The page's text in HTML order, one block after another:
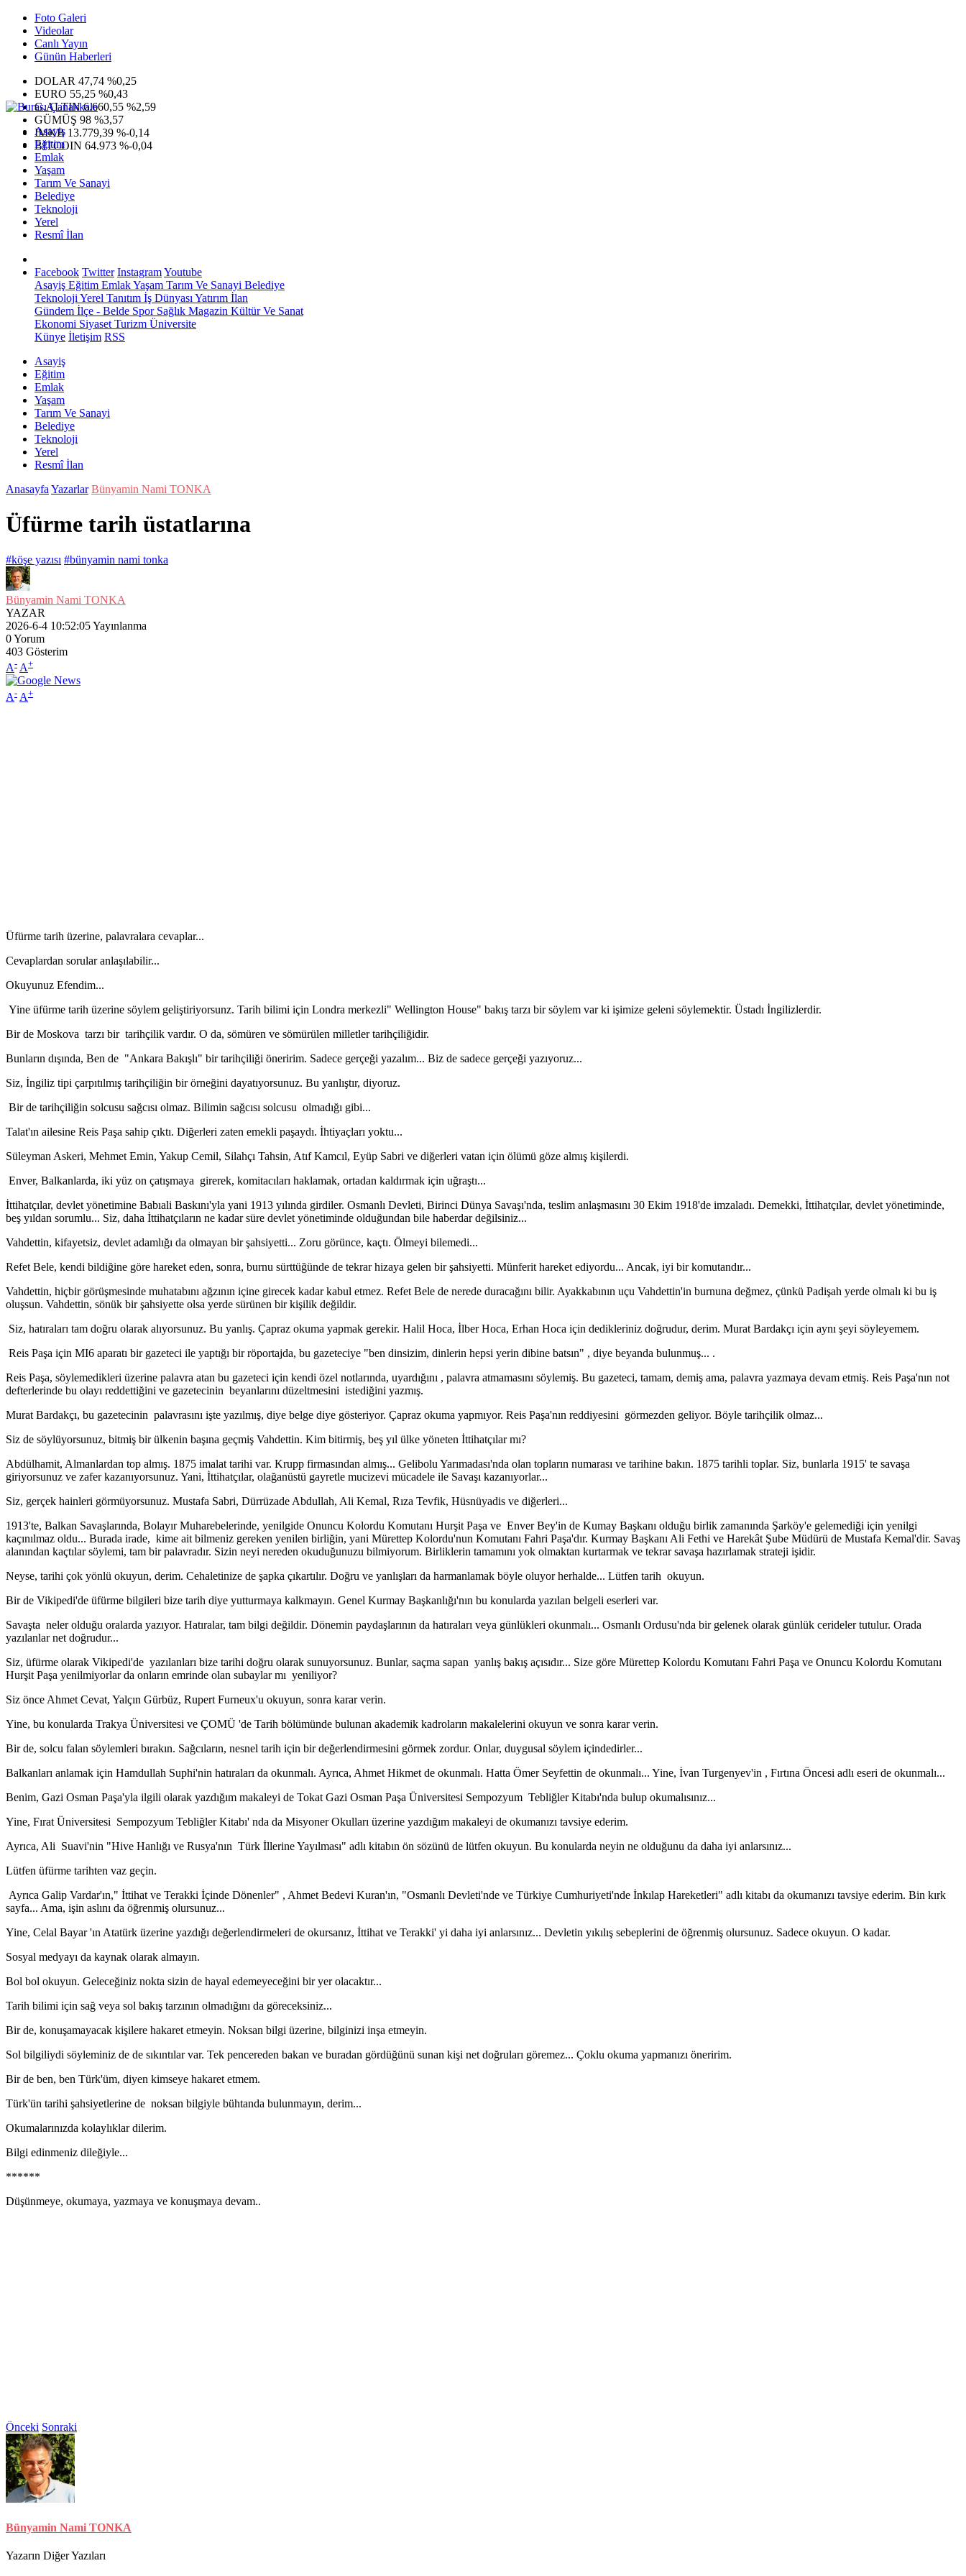
Foto Galeri
Videolar
Canlı Yayın
Günün Haberleri
DOLAR 47,74 %0,25
EURO 55,25 %0,43
G.ALTIN6.660,55 %2,59
GÜMÜŞ 98 %3,57
IMKB 13.779,39 %-0,14
BITCOIN 64.973 %-0,04
Asayiş
Eğitim
Emlak
Yaşam
Tarım Ve Sanayi
Belediye
Teknoloji
Yerel
Resmî İlan
Facebook Twitter InstagramYoutube
Asayiş Eğitim EmlakYaşam Tarım Ve Sanayi Belediye
Teknoloji Yerel Tanıtım İş Dünyası Yatırım İlan
Gündem İlçe - Belde SporSağlık Magazin Kültür Ve Sanat
Ekonomi Siyaset Turizm Üniversite
Künye İletişim RSS
Asayiş
Eğitim
Emlak
Yaşam
Tarım Ve Sanayi
Belediye
Teknoloji
Yerel
Resmî İlan
Anasayfa Yazarlar Bünyamin Nami TONKA
Üfürme tarih üstatlarına
#köşe yazısı #bünyamin nami tonka
Bünyamin Nami TONKA
YAZAR
2026-6-4 10:52:05Yayınlanma
0Yorum
403 Gösterim
A- A+
A- A+
Üfürme tarih üzerine, palavralara cevaplar...
Cevaplardan sorular anlaşılabilir...
Okuyunuz Efendim...
Yine üfürme tarih üzerine söylem geliştiriyorsunz. Tarih bilimi için Londra merkezli" Wellington House" bakış tarzı bir söylem var ki işimize geleni söylemektir. Üstadı İngilizlerdir.
Bir de Moskova tarzı bir tarihçilik vardır. O da, sömüren ve sömürülen milletler tarihçiliğidir.
Bunların dışında, Ben de "Ankara Bakışlı" bir tarihçiliği öneririm. Sadece gerçeği yazalım... Biz de sadece gerçeği yazıyoruz...
Siz, İngiliz tipi çarpıtılmış tarihçiliğin bir örneğini dayatıyorsunuz. Bu yanlıştır, diyoruz.
Bir de tarihçiliğin solcusu sağcısı olmaz. Bilimin sağcısı solcusu olmadığı gibi...
Talat'ın ailesine Reis Paşa sahip çıktı. Diğerleri zaten emekli paşaydı. İhtiyaçları yoktu...
Süleyman Askeri, Mehmet Emin, Yakup Cemil, Silahçı Tahsin, Atıf Kamcıl, Eyüp Sabri ve diğerleri vatan için ölümü göze almış kişilerdi.
Enver, Balkanlarda, iki yüz on çatışmaya girerek, komitacıları haklamak, ortadan kaldırmak için uğraştı...
İttihatçılar, devlet yönetimine Babıali Baskını'yla yani 1913 yılında girdiler. Osmanlı Devleti, Birinci Dünya Savaşı'nda, teslim anlaşmasını 30 Ekim 1918'de imzaladı. Demekki, İttihatçılar, devlet yönetiminde,
beş yıldan sorumlu... Siz, daha İttihatçıların ne kadar süre devlet yönetiminde olduğundan bile haberdar değilsiniz...
Vahdettin, kifayetsiz, devlet adamlığı da olmayan bir şahsiyetti... Zoru görünce, kaçtı. Ölmeyi bilemedi...
Refet Bele, kendi bildiğine göre hareket eden, sonra, burnu sürttüğünde de tekrar hizaya gelen bir şahsiyetti. Münferit hareket ediyordu... Ancak, iyi bir komutandır...
Vahdettin, hiçbir görüşmesinde muhatabını ağzının içine girecek kadar kabul etmez. Refet Bele de nerede duracağını bilir. Ayakkabının uçu Vahdettin'in burnuna değmez, çünkü Padişah yerde olmalı ki bu iş
oluşsun. Vahdettin, sönük bir şahsiyette olsa yerde sürünen bir kişilik değildir.
Siz, hatıraları tam doğru olarak alıyorsunuz. Bu yanlış. Çapraz okuma yapmak gerekir. Halil Hoca, İlber Hoca, Erhan Hoca için dedikleriniz doğrudur, derim. Murat Bardakçı için aynı şeyi söyleyemem.
Reis Paşa için MI6 aparatı bir gazeteci ile yaptığı bir röportajda, bu gazeteciye "ben dinsizim, dinlerin hepsi yerin dibine batsın" , diye beyanda bulunmuş... .
Reis Paşa, söylemedikleri üzerine palavra atan bu gazeteci için kendi özel notlarında, uyardığını , palavra atmamasını söylemiş. Bu gazeteci, tamam, demiş ama, palavra yazmaya devam etmiş. Reis Paşa'nın not
defterlerinde bu olayı reddettiğini ve gazetecinin beyanlarını düzeltmesini istediğini yazmış.
Murat Bardakçı, bu gazetecinin palavrasını işte yazılmış, diye belge diye gösteriyor. Çapraz okuma yapmıyor. Reis Paşa'nın reddiyesini görmezden geliyor. Böyle tarihçilik olmaz...
Siz de söylüyorsunuz, bitmiş bir ülkenin başına geçmiş Vahdettin. Kim bitirmiş, beş yıl ülke yöneten İttihatçılar mı?
Abdülhamit, Almanlardan top almış. 1875 imalat tarihi var. Krupp firmasından almış... Gelibolu Yarımadası'nda olan topların numarası ve tarihine bakın. 1875 tarihli toplar. Siz, bunlarla 1915' te savaşa
giriyorsunuz ve zafer kazanıyorsunuz. Yani, İttihatçılar, olağanüstü gayretle mucizevi mücadele ile Savaşı kazanıyorlar...
Siz, gerçek hainleri görmüyorsunuz. Mustafa Sabri, Dürrüzade Abdullah, Ali Kemal, Rıza Tevfik, Hüsnüyadis ve diğerleri...
1913'te, Balkan Savaşlarında, Bolayır Muharebelerinde, yenilgide Onuncu Kolordu Komutanı Hurşit Paşa ve Enver Bey'in de Kumay Başkanı olduğu birlik zamanında Şarköy'e gelemediği için yenilgi
kaçınılmaz oldu... Burada irade, kime ait bilmeniz gereken yenilen birliğin, yani Mürettep Kolordu'nun Komutanı Fahri Paşa'dır. Kurmay Başkanı Ali Fethi ve Harekât Şube Müdürü de Mustafa Kemal'dir. Savaş
alanından kaçtılar söylemi, tam bir palavradır. Sizin neyi nereden okuduğunuzu bilmiyorum. Birliklerin tamamını yok olmaktan kurtarmak ve tekrar savaşa hazırlamak strateji işidir.
Neyse, tarihi çok yönlü okuyun, derim. Cehaletinize de şapka çıkartılır. Doğru ve yanlışları da harmanlamak böyle oluyor herhalde... Lütfen tarih okuyun.
Bir de Vikipedi'de üfürme bilgileri bize tarih diye yutturmaya kalkmayın. Genel Kurmay Başkanlığı'nın bu konularda yazılan belgeli eserleri var.
Savaşta neler olduğu oralarda yazıyor. Hatıralar, tam bilgi değildir. Dönemin paydaşlarının da hatıraları veya günlükleri okunmalı... Osmanlı Ordusu'nda bir gelenek olarak günlük cerideler tutulur. Orada
yazılanlar net doğrudur...
Siz, üfürme olarak Vikipedi'de yazılanları bize tarihi doğru olarak sunuyorsunuz. Bunlar, saçma sapan yanlış bakış açısıdır... Size göre Mürettep Kolordu Komutanı Fahri Paşa ve Onuncu Kolordu Komutanı
Hurşit Paşa yenilmiyorlar da onların emrinde olan subaylar mı yeniliyor?
Siz önce Ahmet Cevat, Yalçın Gürbüz, Rupert Furneux'u okuyun, sonra karar verin.
Yine, bu konularda Trakya Üniversitesi ve ÇOMÜ 'de Tarih bölümünde bulunan akademik kadroların makalelerini okuyun ve sonra karar verin.
Bir de, solcu falan söylemleri bırakın. Sağcıların, nesnel tarih için bir değerlendirmesini görmek zordur. Onlar, duygusal söylem içindedirler...
Balkanları anlamak için Hamdullah Suphi'nin hatıraları da okunmalı. Ayrıca, Ahmet Hikmet de okunmalı. Hatta Ömer Seyfettin de okunmalı... Yine, İvan Turgenyev'in , Fırtına Öncesi adlı eseri de okunmalı...
Benim, Gazi Osman Paşa'yla ilgili olarak yazdığım makaleyi de Tokat Gazi Osman Paşa Üniversitesi Sempozyum Tebliğler Kitabı'nda bulup okumalısınız...
Yine, Fırat Üniversitesi Sempozyum Tebliğler Kitabı' nda da Misyoner Okulları üzerine yazdığım makaleyi de okumanızı tavsiye ederim.
Ayrıca, Ali Suavi'nin "Hive Hanlığı ve Rusya'nın Türk İllerine Yayılması" adlı kitabın ön sözünü de lütfen okuyun. Bu konularda neyin ne olduğunu da daha iyi anlarsınız...
Lütfen üfürme tarihten vaz geçin.
Ayrıca Galip Vardar'ın," İttihat ve Terakki İçinde Dönenler" , Ahmet Bedevi Kuran'ın, "Osmanlı Devleti'nde ve Türkiye Cumhuriyeti'nde İnkılap Hareketleri" adlı kitabı da okumanızı tavsiye ederim. Bin kırk
sayfa... Ama, işin aslını da öğrenmiş olursunuz...
Yine, Celal Bayar 'ın Atatürk üzerine yazdığı değerlendirmeleri de okursanız, İttihat ve Terakki' yi daha iyi anlarsınız... Devletin yıkılış sebeplerini de öğrenmiş olursunuz. Sadece okuyun. O kadar.
Sosyal medyayı da kaynak olarak almayın.
Bol bol okuyun. Geleceğiniz nokta sizin de hayal edemeyeceğini bir yer olacaktır...
Tarih bilimi için sağ veya sol bakış tarzının olmadığını da göreceksiniz...
Bir de, konuşamayacak kişilere hakaret etmeyin. Noksan bilgi üzerine, bilginizi inşa etmeyin.
Sol bilgiliydi söyleminiz de de sıkıntılar var. Tek pencereden bakan ve buradan gördüğünü sunan kişi net doğruları göremez... Çoklu okuma yapmanızı öneririm.
Bir de ben, ben Türk'üm, diyen kimseye hakaret etmem.
Türk'ün tarihi şahsiyetlerine de noksan bilgiyle bühtanda bulunmayın, derim...
Okumalarınızda kolaylıklar dilerim.
Bilgi edinmeniz dileğiyle...
******
Düşünmeye, okumaya, yazmaya ve konuşmaya devam..
Önceki Sonraki
Bünyamin Nami TONKA
Yazarın Diğer Yazıları